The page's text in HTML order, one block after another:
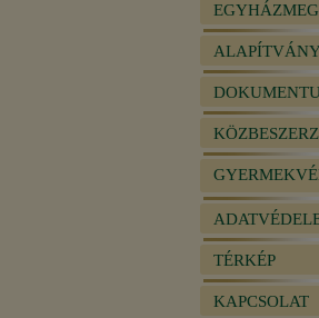
TÉRKÉP
KAPCSOLAT